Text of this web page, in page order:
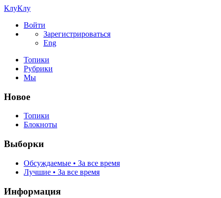
КлуКлу
Войти
Зарегистрироваться
Eng
Топики
Рубрики
Мы
Новое
Топики
Блокноты
Выборки
Обсуждаемые • За все время
Лучшие • За все время
Информация